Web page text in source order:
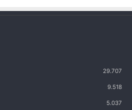
29.707
9.518
5.037